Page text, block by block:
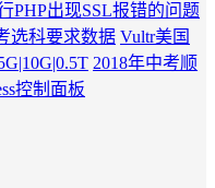
PHP出现SSL报错的问题
选科要求数据 Vultr美国
2018年中考顺
控制面板